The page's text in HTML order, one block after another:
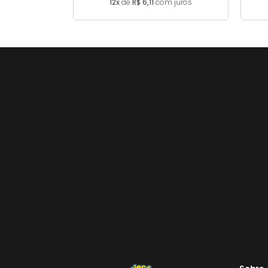
12xde R$ 6,11 com juros